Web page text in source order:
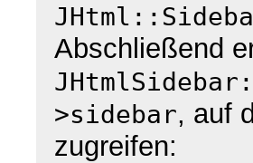
Abschließend
>sidebar, auf
zugreifen: